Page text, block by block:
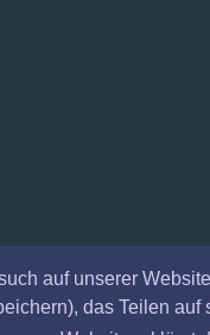
auf unserer
das Teilen